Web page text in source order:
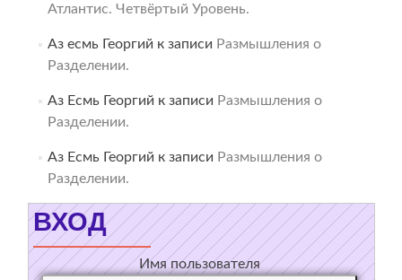
Атлантис. Четвёртый Уровень.
Аз есмь Георгий к записи Размышления о
Разделении.
Аз Есмь Георгий к записи Размышления о
Разделении.
Аз Есмь Георгий к записи Размышления о
Разделении.
ВХОД
Имя пользователя